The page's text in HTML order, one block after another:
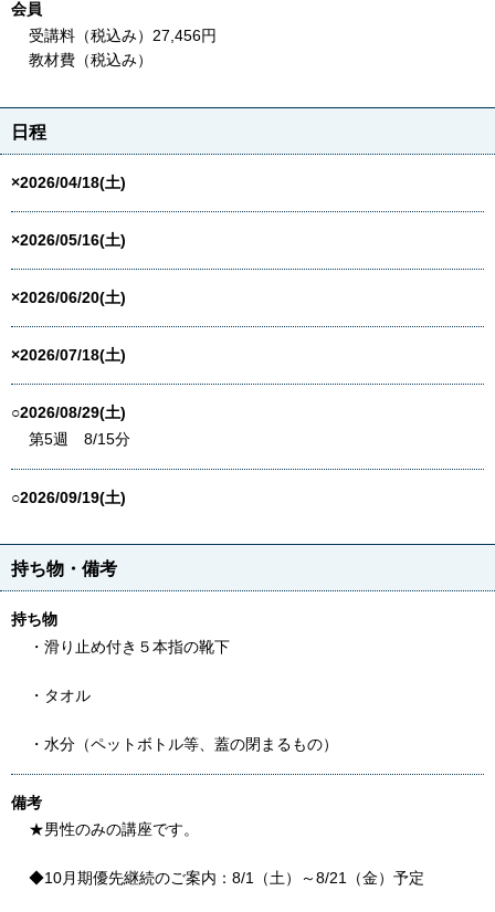
会員
受講料（税込み）27,456円
教材費（税込み）
日程
×2026/04/18(土)
×2026/05/16(土)
×2026/06/20(土)
×2026/07/18(土)
○2026/08/29(土)
第5週 8/15分
○2026/09/19(土)
持ち物・備考
持ち物
・滑り止め付き５本指の靴下
・タオル
・水分（ペットボトル等、蓋の閉まるもの）
備考
★男性のみの講座です。
◆10月期優先継続のご案内：8/1（土）～8/21（金）予定